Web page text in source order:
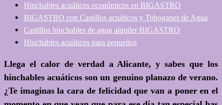
Hinchables acuáticos económicos en BIGASTRO
BIGASTRO con Castillos acuáticos y Toboganes de Agua
Castillos hinchables de agua alquiler BIGASTRO
Hinchables acuáticos para pequeños
Llega el calor de verdad a Alicante, y sabes que los
hinchables acuáticos son un genuino planazo de verano.
¿Te imaginas la cara de felicidad que van a poner en el